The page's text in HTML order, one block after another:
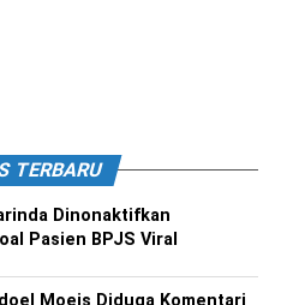
TERBARU
Dinonaktifkan
Pasien BPJS Viral
Moeis Diduga Komentari